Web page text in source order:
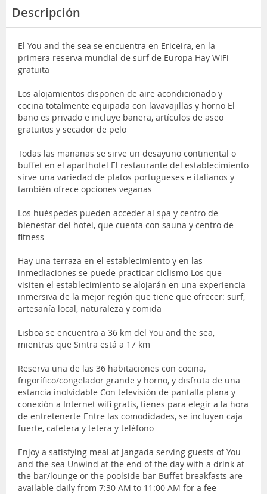
Descripción
El You and the sea se encuentra en Ericeira, en la
primera reserva mundial de surf de Europa Hay WiFi
gratuita
Los alojamientos disponen de aire acondicionado y
cocina totalmente equipada con lavavajillas y horno El
baño es privado e incluye bañera, artículos de aseo
gratuitos y secador de pelo
Todas las mañanas se sirve un desayuno continental o
buffet en el aparthotel El restaurante del establecimiento
sirve una variedad de platos portugueses e italianos y
también ofrece opciones veganas
Los huéspedes pueden acceder al spa y centro de
bienestar del hotel, que cuenta con sauna y centro de
fitness
Hay una terraza en el establecimiento y en las
inmediaciones se puede practicar ciclismo Los que
visiten el establecimiento se alojarán en una experiencia
inmersiva de la mejor región que tiene que ofrecer: surf,
artesanía local, naturaleza y comida
Lisboa se encuentra a 36 km del You and the sea,
mientras que Sintra está a 17 km
Reserva una de las 36 habitaciones con cocina,
frigorífico/congelador grande y horno, y disfruta de una
estancia inolvidable Con televisión de pantalla plana y
conexión a Internet wifi gratis, tienes para elegir a la hora
de entretenerte Entre las comodidades, se incluyen caja
fuerte, cafetera y tetera y teléfono
Enjoy a satisfying meal at Jangada serving guests of You
and the sea Unwind at the end of the day with a drink at
the bar/lounge or the poolside bar Buffet breakfasts are
available daily from 7:30 AM to 11:00 AM for a fee